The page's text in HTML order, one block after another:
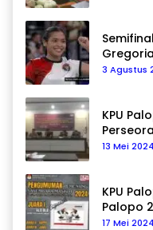
Pemain
3 Agustus
KPU
13 Mei 2024
KPU
Palopo
17 Mei 2024